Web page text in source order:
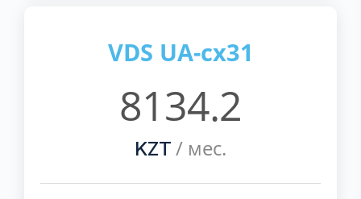
VDS UA-cx31
8134.2
KZT / мес.